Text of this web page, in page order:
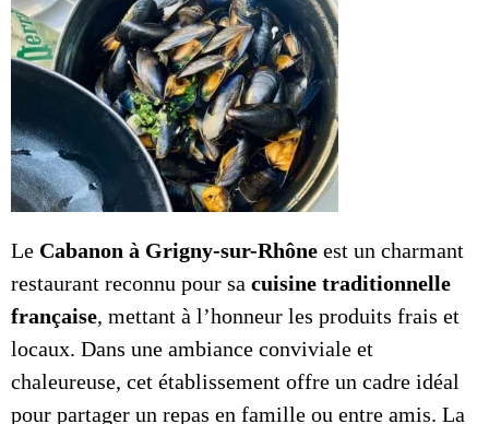
Le Cabanon à Grigny-sur-Rhône est un charmant
restaurant reconnu pour sa cuisine traditionnelle
française, mettant à l’honneur les produits frais et
locaux. Dans une ambiance conviviale et
chaleureuse, cet établissement offre un cadre idéal
pour partager un repas en famille ou entre amis. La